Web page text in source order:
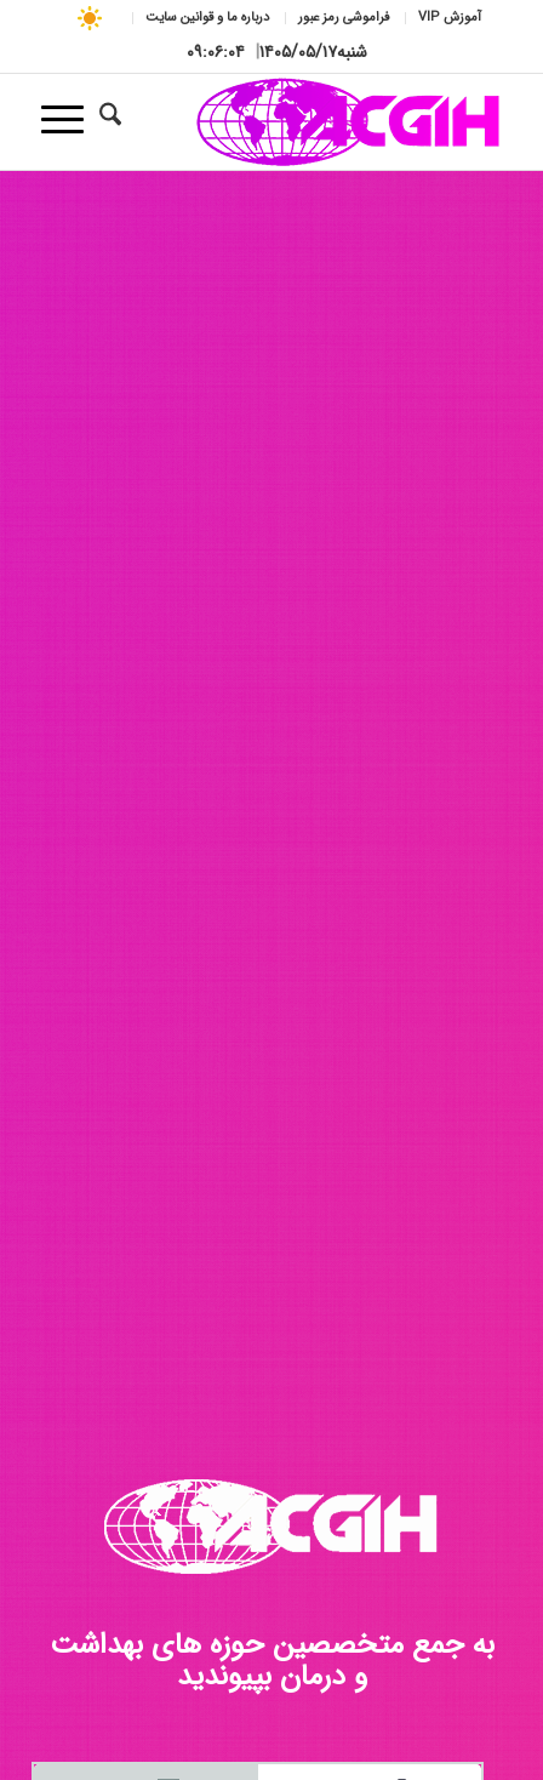
آموزش VIP فراموشی رمز عبور درباره ما و قوانین سایت
شنبه۱۴۰۵/۰۵/۱۷| ۰۹:۰۶:۰۶
به جمع متخصصین حوزه های بهداشت
و درمان بپیوندید